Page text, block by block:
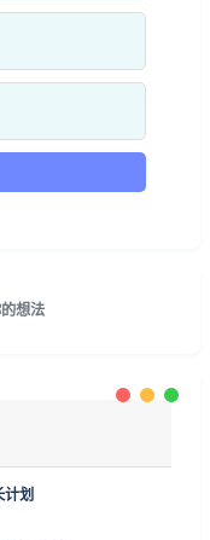
想法
划